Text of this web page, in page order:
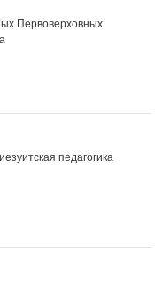
Первоверховных
педагогика